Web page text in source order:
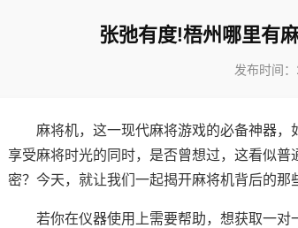
张弛有度!梧州哪里有
发布时间
麻将机，这一现代麻将游戏的必备神器
享受麻将时光的同时，是否曾想过，这看似
密？今天，就让我们一起揭开麻将机背后的那
若你在仪器使用上需要帮助，想获取一